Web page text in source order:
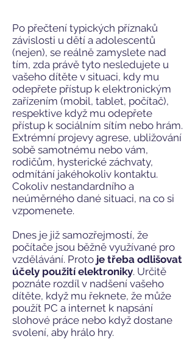
Po přečtení typických příznaků
závislosti u dětí a adolescentů
(nejen), se reálně zamyslete nad
tím, zda právě tyto nesledujete u
vašeho dítěte v situaci, kdy mu
odepřete přístup k elektronickým
zařízením (mobil, tablet, počítač),
respektive když mu odepřete
přístup k sociálním sítím nebo hrám.
Extrémní projevy agrese, ubližování
sobě samotnému nebo vám,
rodičům, hysterické záchvaty,
odmítání jakéhokoliv kontaktu.
Cokoliv nestandardního a
neúměrného dané situaci, na co si
vzpomenete.
Dnes je již samozřejmostí, že
počítače jsou běžně využívané pro
vzdělávání. Proto je třeba odlišovat
účely použití elektroniky. Určitě
poznáte rozdíl v nadšení vašeho
dítěte, když mu řeknete, že může
použít PC a internet k napsání
slohové práce nebo když dostane
svolení, aby hrálo hry.